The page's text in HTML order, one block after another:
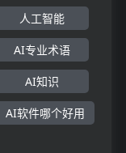
人工智能
AI专业术语
AI知识
AI软件哪个好用